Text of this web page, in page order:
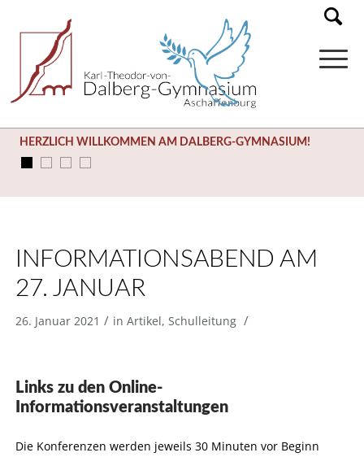
HERZLICH WILLKOMMEN AM DALBERG-GYMNASIUM!
INFORMATIONSABEND AM
27. JANUAR
26. Januar 2021 / in Artikel, Schulleitung /
Links zu den Online-
Informationsveranstaltungen
Die Konferenzen werden jeweils 30 Minuten vor Beginn